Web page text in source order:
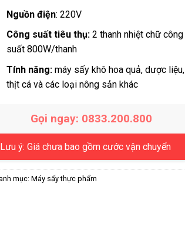
Nguồn điện: 220V
Công suất tiêu thụ:2 thanh nhiệt chữ công
suất 800W/thanh
Tính năng:máy sấy khô hoa quả, dược liệu,
thịt cá và các loại nông sản khác
Gọi ngay: 0833.200.800
Lưu ý: Giá chưa bao gồm cước vận chuyển
mục:Máy sấy thực phẩm